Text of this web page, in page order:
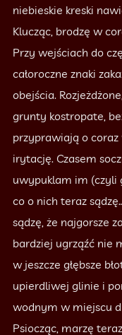
niebieskie kreski
Klucząc, brodzę w
Przy wejściach do
całoroczne znaki
obejścia.
grunty kostropate,
przyprawiają o coraz
irytację. Czasem
uwypuklam im (czyli
co o nich teraz
sądzę, że najgorsze
bardziej ugrząźć nie
w jeszcze głębsze
upierdliwej glinie i
wodnym w miejscu
Psiocząc, marzę